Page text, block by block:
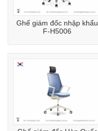
Ghế giám đốc nhập khẩu
F-H5006